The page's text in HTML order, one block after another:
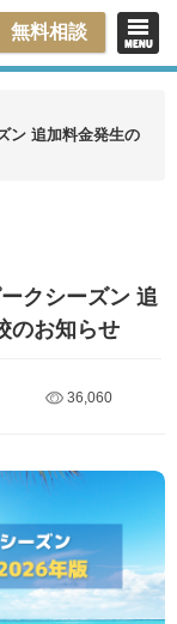
無料相談
ン 追加料金発生の
クシーズン 追
のお知らせ
36,060